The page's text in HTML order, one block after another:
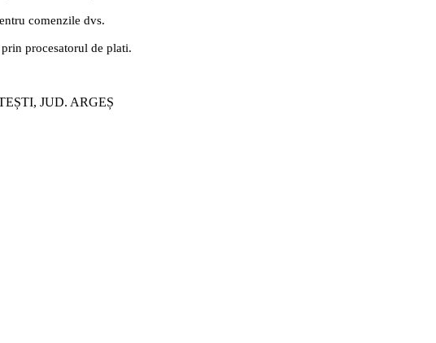
comenzile dvs.
procesatorul de plati.
JUD. ARGEȘ